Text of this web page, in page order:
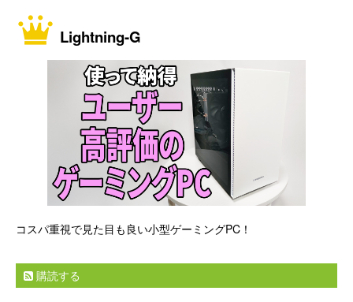
Lightning-G
コスパ重視で見た目も良い小型ゲーミングPC！
購読する